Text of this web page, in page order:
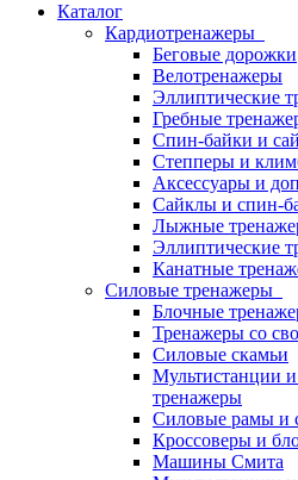
Каталог
Кардиотренажеры
Беговые дорожки
Велотренажеры
Эллиптические
Гребные
Спин-байки и
Степперы и
Аксессуары и
Сайклы и спин-
Лыжные
Эллиптические
Канатные
Силовые тренажеры
Блочные
Тренажеры со
Силовые скамьи
Мультистанции
тренажеры
Силовые рамы и
Кроссоверы и
Машины Смита